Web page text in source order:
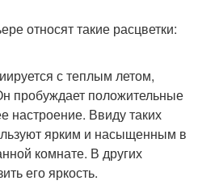
относят такие расцветки:
с теплым летом,
пробуждает положительные
настроение. Ввиду таких
ярким и насыщенным в
комнате. В других
его яркость.